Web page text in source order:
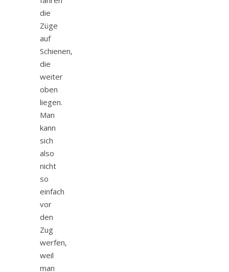
die
Züge
auf
Schienen,
die
weiter
oben
liegen.
Man
kann
sich
also
nicht
so
einfach
vor
den
Zug
werfen,
weil
man